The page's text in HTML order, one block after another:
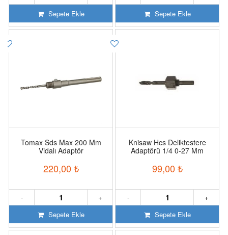
Sepete Ekle
Sepete Ekle
Tomax Sds Max 200 Mm
Vidalı Adaptör
220,00 ₺
+
-
Sepete Ekle
Knisaw Hcs Deliktestere
Adaptörü 1/4 0-27 Mm
99,00 ₺
+
-
Sepete Ekle